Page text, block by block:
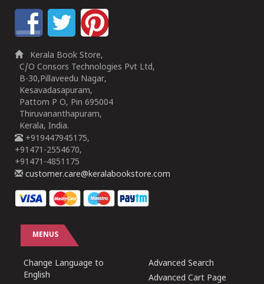
Kerala Book Store,
C/O Consors Technologies Pvt Ltd,
B-30,Pillaveedu Nagar,
Kesavadasapuram,
Pattom P O, Pin 695004
Thiruvananthapuram,
Kerala, India.
+919447945175,
+91471-2554670,
+91471-4851175
customer.care@keralabookstore.com
MENUS
Change Language to
English
Advanced Search
Advanced Cart Page